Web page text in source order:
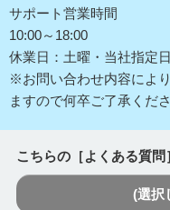
サポート営業時間
10:00～18:00
休業日：土曜・当社指定
※お問い合わせ内容によ
ますので何卒ご了承くださ
こちらの［よくある質
(選択